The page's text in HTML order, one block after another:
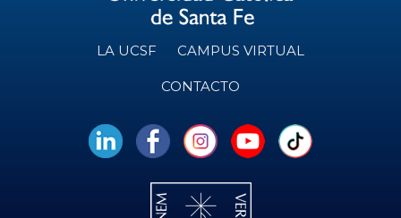
LA UCSF CAMPUS VIRTUAL
CONTACTO